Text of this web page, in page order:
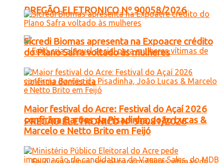
PREGÃO ELETRONICO Nº 90058/2026
PREGÃO ELETRONICO Nº 90081/2026
Sicredi Biomas apresenta na Expoacre crédito
do Plano Safra voltado às mulheres
Maior festival do Acre: Festival do Açaí 2026
confirma Barões da Pisadinha, João Lucas &
Marcelo e Netto Brito em Feijó